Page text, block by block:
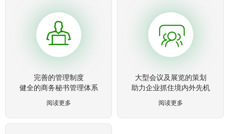
完善的管理制度
健全的商务秘书管理体系
阅读更多
大型会议及展览的策划
助力企业抓住境内外先机
阅读更多